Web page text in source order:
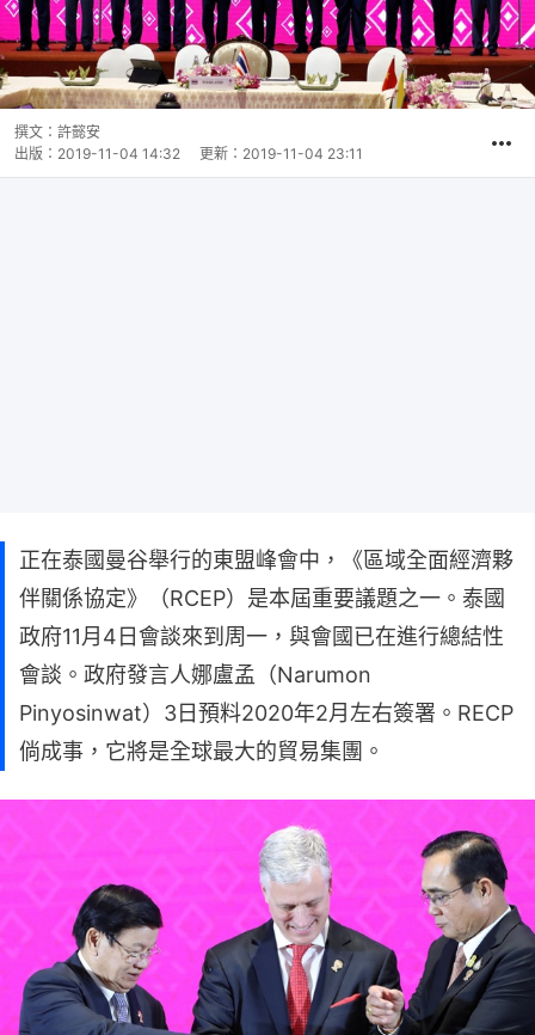
撰文： 許懿安
出版： 2019-11-04 14:32 更新： 2019-11-04 23:11
正在泰國曼谷舉行的東盟峰會中，《區域全面經濟夥
伴關係協定》（RCEP）是本屆重要議題之一。泰國
政府11月4日會談來到周一，與會國已在進行總結性
會談。政府發言人娜盧孟（Narumon
Pinyosinwat）3日預料2020年2月左右簽署。RECP
倘成事，它將是全球最大的貿易集團。